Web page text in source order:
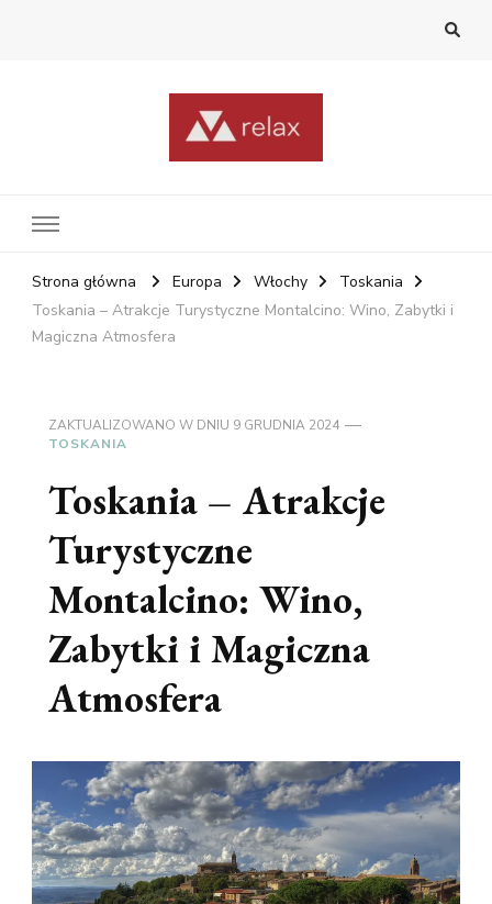
Strona główna Europa Włochy
Toskania
Toskania – Atrakcje Turystyczne Montalcino: Wino, Zabytki i
Magiczna Atmosfera
ZAKTUALIZOWANO W DNIU 9 GRUDNIA 2024
TOSKANIA
Toskania – Atrakcje
Turystyczne
Montalcino: Wino,
Zabytki i Magiczna
Atmosfera